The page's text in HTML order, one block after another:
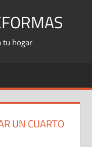
tu hogar
UN CUARTO